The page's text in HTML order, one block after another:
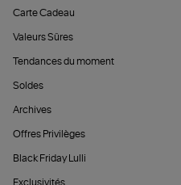
Carte Cadeau
Valeurs Sûres
Tendances du moment
Soldes
Archives
Offres Privilèges
Black Friday Lulli
Exclusivités